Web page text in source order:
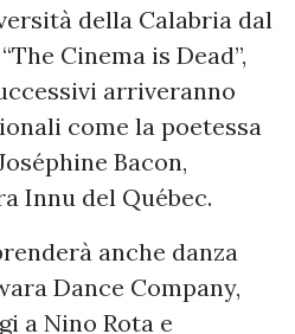
della Calabria dal
Cinema is Dead”,
arriveranno
come la poetessa
Bacon,
Innu del Québec.
anche danza
Dance Company,
a Nino Rota e